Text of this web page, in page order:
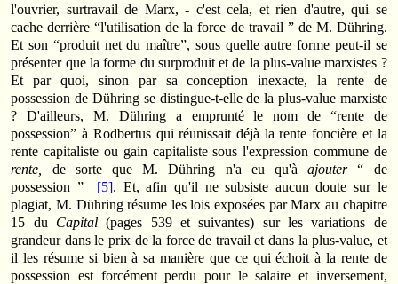
l'ouvrier, surtravail de Marx, - c'est cela, et rien d'autre, qui se
cache derrière “l'utilisation de la force de travail ” de M. Dühring.
Et son “produit net du maître”, sous quelle autre forme peut-il se
présenter que la forme du surproduit et de la plus-value marxistes ?
Et par quoi, sinon par sa conception inexacte, la rente de
possession de Dühring se distingue-t-elle de la plus-value marxiste
? D'ailleurs, M. Dühring a emprunté le nom de “rente de
possession” à Rodbertus qui réunissait déjà la rente foncière et la
rente capitaliste ou gain capitaliste sous l'expression commune de
rente, de sorte que M. Dühring n'a eu qu'àajouter“ de
possession ” [5]. Et, afin qu'il ne subsiste aucun doute sur le
plagiat, M. Dühring résume les lois exposées par Marx au chapitre
15 du Capital(pages 539 et suivantes) sur les variations de
grandeur dans le prix de la force de travail et dans la plus-value, et
il les résume si bien à sa manière que ce qui échoit à la rente de
possession est forcément perdu pour le salaire et inversement,